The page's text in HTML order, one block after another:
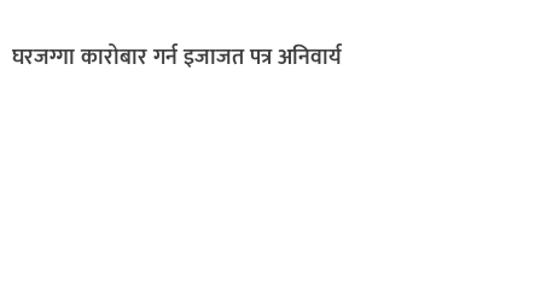
घरजग्गा कारोबार गर्न इजाजत पत्र अनिवार्य